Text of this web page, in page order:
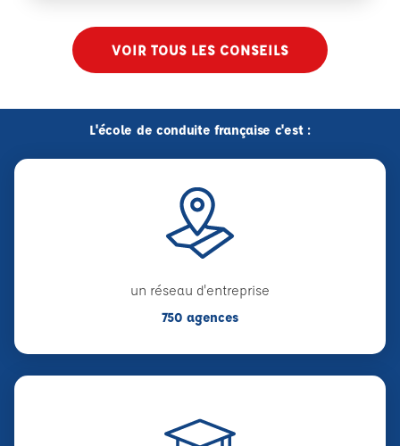
VOIR TOUS LES CONSEILS
L'école de conduite française c'est :
un réseau d'entreprise
750 agences